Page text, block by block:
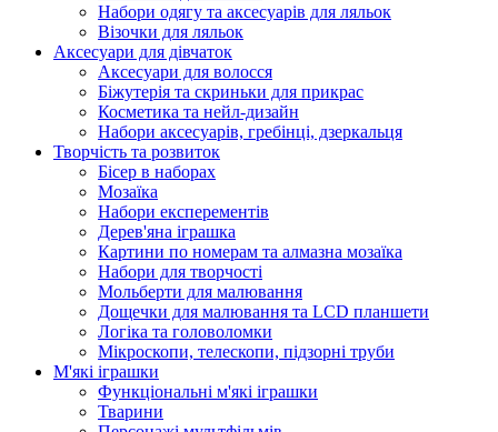
Набори одягу та аксесуарів для ляльок
Візочки для ляльок
Аксесуари для дівчаток
Аксесуари для волосся
Біжутерія та скриньки для прикрас
Косметика та нейл-дизайн
Набори аксесуарів, гребінці, дзеркальця
Творчість та розвиток
Бісер в наборах
Мозаїка
Набори експерементів
Дерев'яна іграшка
Картини по номерам та алмазна мозаїка
Набори для творчості
Мольберти для малювання
Дощечки для малювання та LCD планшети
Логіка та головоломки
Мікроскопи, телескопи, підзорні труби
М'які іграшки
Функціональні м'які іграшки
Тварини